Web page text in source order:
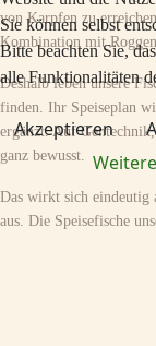
von Karpfen zu
Kombination mit
Deshalb leben unsere
finden. Ihr Speiseplan
ergänzt. Auf
ganz bewusst.
Das wirkt sich eindeutig
aus. Die Speisefische
Sie können selbst
Bitte beachten Sie,
alle Funktionalitäten
Akzeptieren